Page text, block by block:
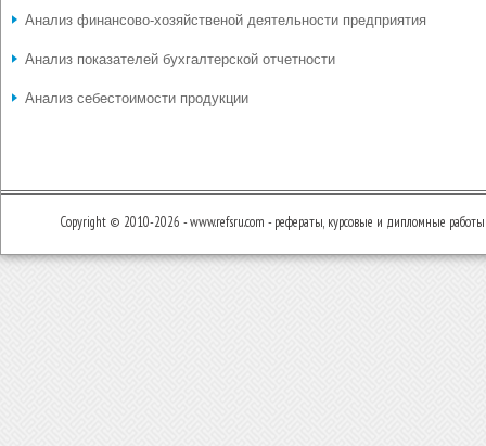
Анализ финансово-хозяйственой деятельности предприятия
Анализ показателей бухгалтерской отчетности
Анализ себестоимости продукции
Copyright © 2010-2026 - www.refsru.com - рефераты, курсовые и дипломные работы